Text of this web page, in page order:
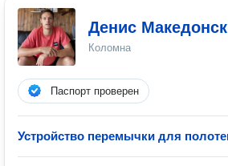
Денис
Коломна
Паспорт проверен
Устройство перемычки для